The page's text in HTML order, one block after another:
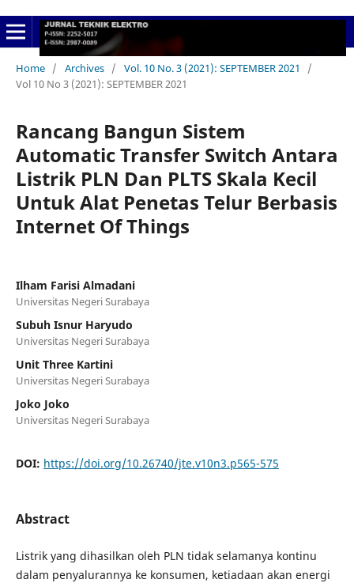
Home / Archives / Vol. 10 No. 3 (2021): SEPTEMBER 2021
/
Vol 10 No 3 (2021): SEPTEMBER 2021
Rancang Bangun Sistem
Automatic Transfer Switch Antara
Listrik PLN Dan PLTS Skala Kecil
Untuk Alat Penetas Telur Berbasis
Internet Of Things
Ilham Farisi Almadani
Universitas Negeri Surabaya
Subuh Isnur Haryudo
Universitas Negeri Surabaya
Unit Three Kartini
Universitas Negeri Surabaya
Joko Joko
Universitas Negeri Surabaya
DOI: https://doi.org/10.26740/jte.v10n3.p565-575
Abstract
Listrik yang dihasilkan oleh PLN tidak selamanya kontinu
dalam penyalurannya ke konsumen, ketiadaan akan energi